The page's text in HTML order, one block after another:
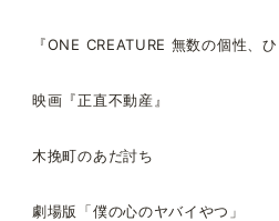
『ONE CREATURE 無数の個性、
映画『正直不動産』
木挽町のあだ討ち
劇場版「僕の心のヤバイやつ」